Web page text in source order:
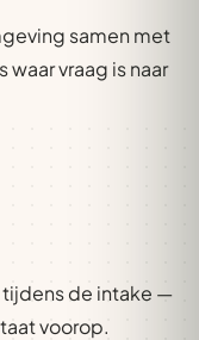
samen met
vraag is naar
de intake —
voorop.